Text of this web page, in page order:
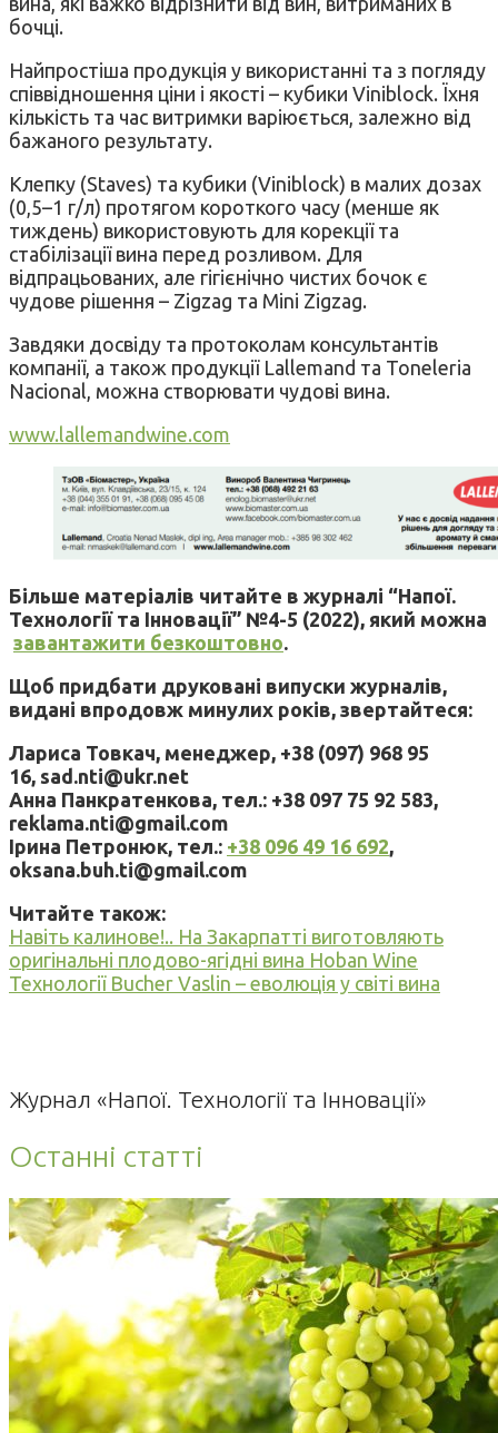
бочці.
Найпростіша продукція у використанні та з погляду
співвідношення ціни і якості – кубики Viniblock. Їхня
кількість та час витримки варіюється, залежно від
бажаного результату.
Клепку (Staves) та кубики (Viniblock) в малих дозах
(0,5–1 г/л) протягом короткого часу (менше як
тиждень) використовують для корекції та
стабілізації вина перед розливом. Для
відпрацьованих, але гігієнічно чистих бочок є
чудове рішення – Zigzag та Mini Zigzag.
Завдяки досвіду та протоколам консультантів
компанії, а також продукції Lallemand та Toneleria
Nacional, можна створювати чудові вина.
www.lallemandwine.com
Більше матеріалів читайте в журналі “Напої.
Технології та Інновації” №4-5 (2022), який можна
завантажити безкоштовно.
Щоб придбати друковані випуски журналів,
видані впродовж минулих років, звертайтеся:
Лариса Товкач, менеджер, +38 (097) 968 95
16, sad.nti@ukr.net
Анна Панкратенкова, тел.: +38 097 75 92 583,
reklama.nti@gmail.com
Ірина Петронюк, тел.: +38 096 49 16 692,
oksana.buh.ti@gmail.com
Читайте також:
Навіть калинове!.. На Закарпатті виготовляють
оригінальні плодово-ягідні вина Hoban Wine
Технології Bucher Vaslin – еволюція у світі вина
Журнал «Напої. Технології та Інновації»
Останні статті